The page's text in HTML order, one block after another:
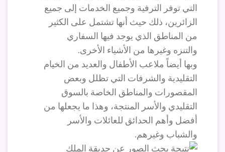
التي توفر الترفية وجميع الخدمات إلى جميع
الزائرين، ذلك حيث أنها تشتمل على الكثير
من المناطق الذي يوجد فيها السفاري
والتنزه وغيرها من الأشياء الأخرى.
وبها أيضاً ملاعب الأطفال والعديد من الخيام
التقليدية والشرفات التي تظلل وبعض
المقصورات والمناطق الخاصة بالسوق
التقليدي والأسر المنتجة، وهذا ما يجعلها من
أفضل وأهم الحدائق للعائلات والأسر
والشباب وغيرهم.